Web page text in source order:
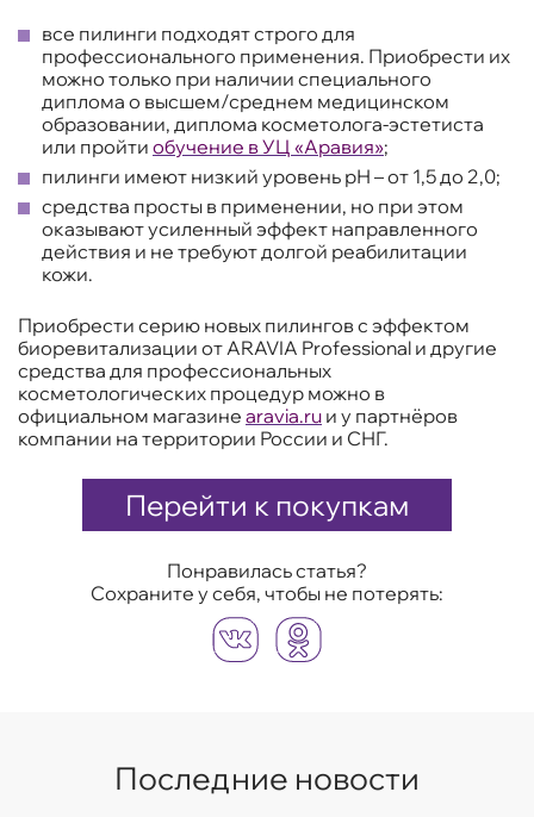
все пилинги подходят строго для
профессионального применения. Приобрести их
можно только при наличии специального
диплома о высшем/среднем медицинском
образовании, диплома косметолога-эстетиста
или пройти обучение в УЦ «Аравия»;
пилинги имеют низкий уровень рН – от 1,5 до 2,0;
средства просты в применении, но при этом
оказывают усиленный эффект направленного
действия и не требуют долгой реабилитации
кожи.
Приобрести серию новых пилингов с эффектом
биоревитализации от ARAVIA Professional и другие
средства для профессиональных
косметологических процедур можно в
официальном магазине aravia.ru и у партнёров
компании на территории России и СНГ.
Перейти к покупкам
Понравилась статья?
Сохраните у себя, чтобы не потерять:
Последние новости